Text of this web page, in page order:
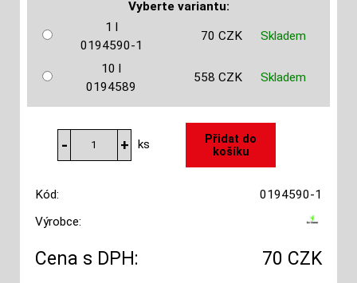
Vyberte variantu:
1 l
0194590-1
70 CZK Skladem
10 l
0194589
558 CZK Skladem
ks
Kód:
0194590-1
Výrobce:
Cena s DPH: 70 CZK